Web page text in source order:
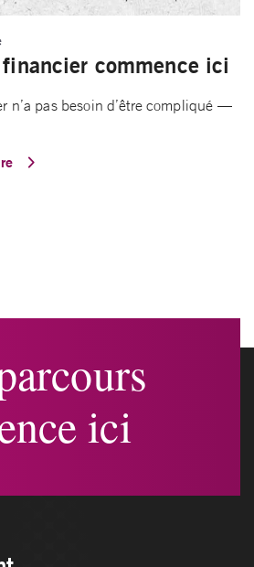
commence ici
n’a pas besoin d’être compliqué —
ici